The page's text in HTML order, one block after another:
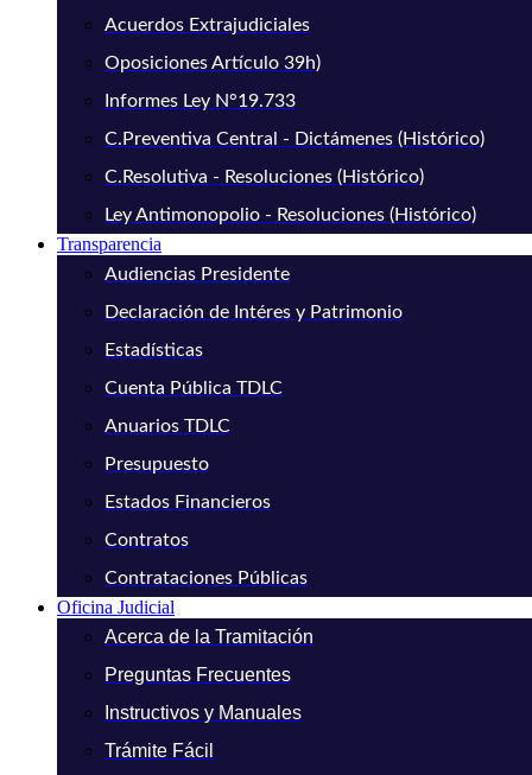
Acuerdos Extrajudiciales
Oposiciones Artículo 39h)
Informes Ley N°19.733
C.Preventiva Central - Dictámenes (Histórico)
C.Resolutiva - Resoluciones (Histórico)
Ley Antimonopolio - Resoluciones (Histórico)
Transparencia
Audiencias Presidente
Declaración de Intéres y Patrimonio
Estadísticas
Cuenta Pública TDLC
Anuarios TDLC
Presupuesto
Estados Financieros
Contratos
Contrataciones Públicas
Oficina Judicial
Acerca de la Tramitación
Preguntas Frecuentes
Instructivos y Manuales
Trámite Fácil